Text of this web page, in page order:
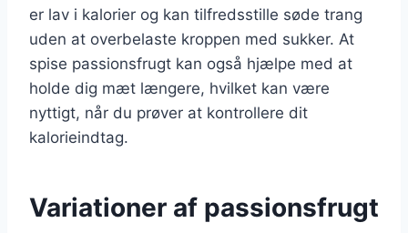
er lav i kalorier og kan tilfredsstille søde trang
uden at overbelaste kroppen med sukker. At
spise passionsfrugt kan også hjælpe med at
holde dig mæt længere, hvilket kan være
nyttigt, når du prøver at kontrollere dit
kalorieindtag.
Variationer af passionsfrugt